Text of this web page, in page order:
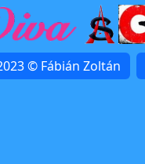
© Fábián Zoltán